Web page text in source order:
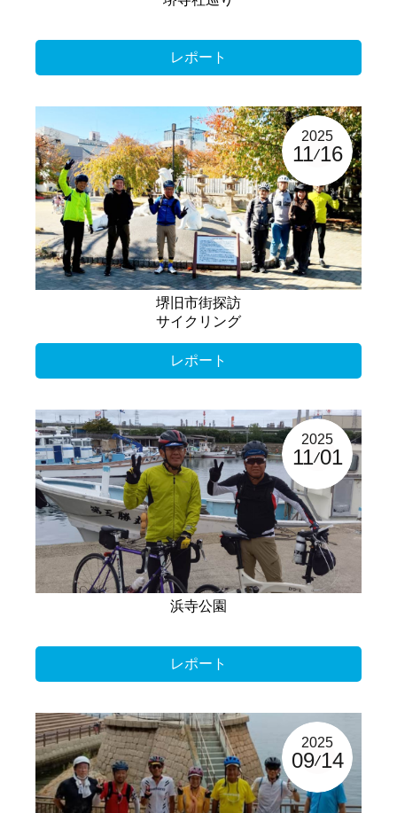
レポート
2025
11 16
堺旧市街探訪
サイクリング
レポート
2025
11 01
浜寺公園
レポート
2025
09 14